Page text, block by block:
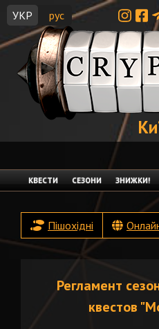
КВЕСТИ СЕЗОНИ ЗНИЖКИ!
УКР рус
Пішохідні
Регламент
квестов